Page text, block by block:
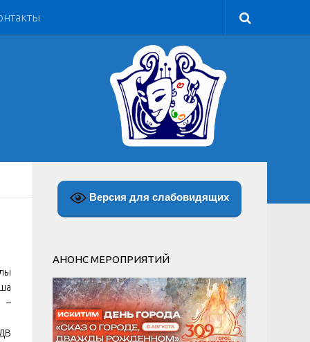
–
Версия для слабовидящих
АНОНС МЕРОПРИЯТИЙ